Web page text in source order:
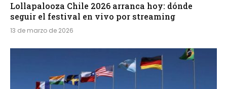
Lollapalooza Chile 2026 arranca hoy: dónde
seguir el festival en vivo por streaming
13 de marzo de 2026